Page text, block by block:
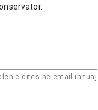
e ditës në email-in tuaj